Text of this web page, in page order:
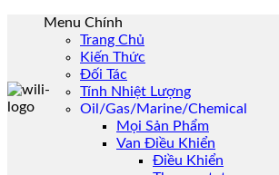
Menu Chính
Trang Chủ
Kiến Thức
Đối Tác
Tính Nhiệt Lượng
Oil/Gas/Marine/Chemical
Mọi Sản Phẩm
Van Điều Khiển
Điều Khiển